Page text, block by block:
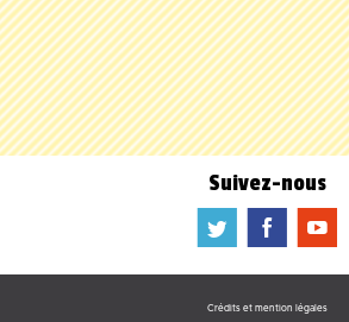
Suivez-nous
a b f
Crédits et mention légales